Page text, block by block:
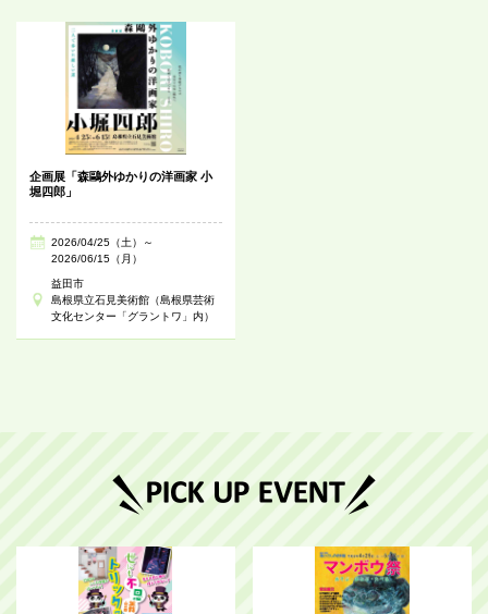
企画展「森鷗外ゆかりの洋画家 小
堀四郎」
2026/04/25（土）～
2026/06/15（月）
益田市
島根県立石見美術館（島根県芸術
文化センター「グラントワ」内）